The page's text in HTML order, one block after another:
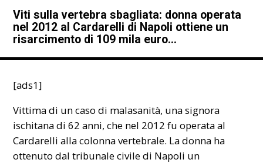
Viti sulla vertebra sbagliata: donna operata
nel 2012 al Cardarelli di Napoli ottiene un
risarcimento di 109 mila euro…
[ads1]
Vittima di un caso di malasanità, una signora
ischitana di 62 anni, che nel 2012 fu operata al
Cardarelli alla colonna vertebrale. La donna ha
ottenuto dal tribunale civile di Napoli un